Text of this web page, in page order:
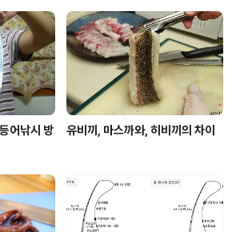
어낚시 방
유비끼, 마스까와, 히비끼의 차이